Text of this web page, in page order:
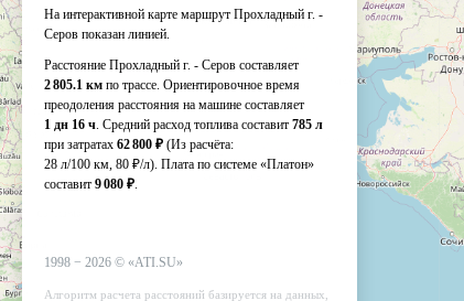
На интерактивной карте маршрут Прохладный г. -
Серов показан линией.
Расстояние Прохладный г. - Серов составляет
2 805.1 км по трассе. Ориентировочное время
преодоления расстояния на машине составляет
1 дн 16 ч. Средний расход топлива составит 785 л
при затратах 62 800 ₽ (Из расчёта:
28 л/100 км, 80 ₽/л). Плата по системе «Платон»
составит 9 080 ₽.
1998 − 2026 © «ATI.SU»
Алгоритм расчета расстояний базируется на данных,